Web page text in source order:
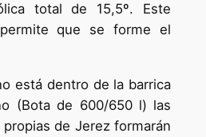
total de 15,5º. Este
que se forme el
está dentro de la barrica
(Bota de 600/650 l) las
de Jerez formarán